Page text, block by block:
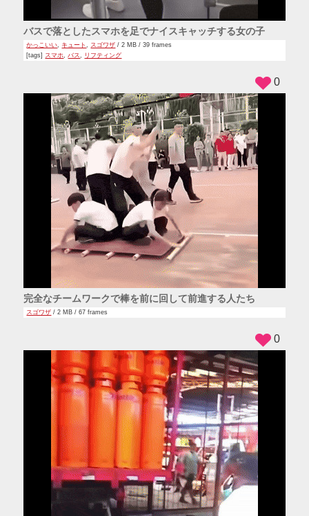
バスで落としたスマホを足でナイスキャッチする女の子
かっこいい, キュート, スゴワザ / 2 MB / 39 frames
[tags] スマホ,バス, リフティング
完全なチームワークで棒を前に回して前進する人たち
スゴワザ / 2 MB / 67 frames
0
0